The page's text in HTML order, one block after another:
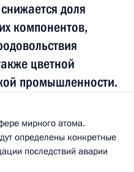
доля
компонентов,
цветной
промышленности.
мирного атома.
определены конкретные
последствий аварии